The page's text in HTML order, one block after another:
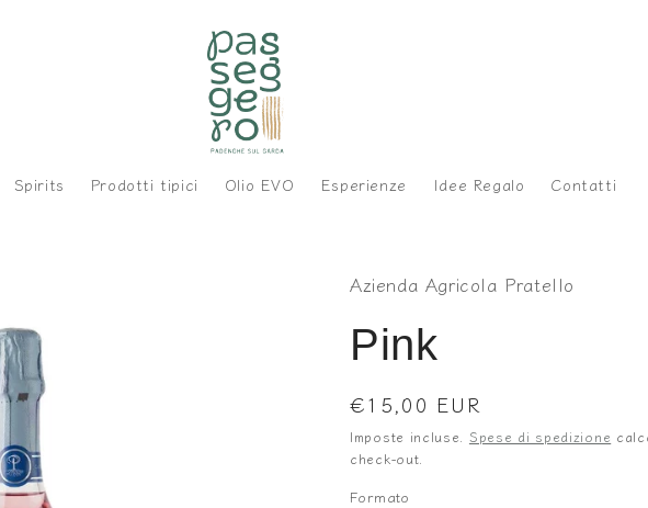
Spirits Prodotti tipici Olio EVO Esperienze Idee Regalo Contatti
Azienda Agricola Pratello
Pink
Prezzo
di
listino
€15,00 EUR
Imposte incluse. Spese di spedizione
check-out.
Formato